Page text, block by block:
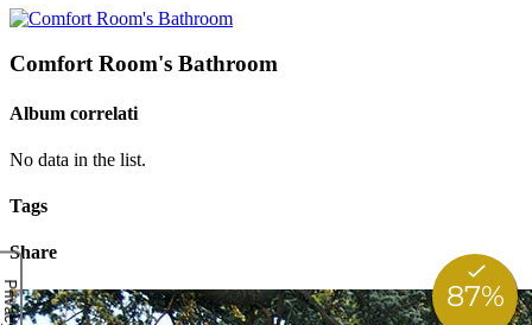
Comfort Room's Bathroom
Album correlati
No data in the list.
Tags
Share